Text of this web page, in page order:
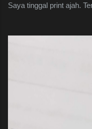
Saya tinggal print ajah.